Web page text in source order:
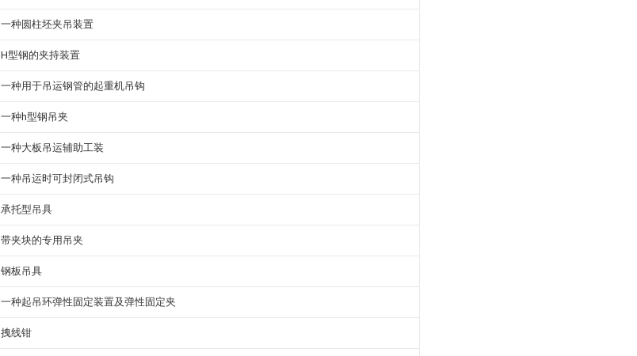
一种圆柱坯夹吊装置
H型钢的夹持装置
一种用于吊运钢管的起重机吊钩
一种h型钢吊夹
一种大板吊运辅助工装
一种吊运时可封闭式吊钩
承托型吊具
带夹块的专用吊夹
钢板吊具
一种起吊环弹性固定装置及弹性固定夹
拽线钳